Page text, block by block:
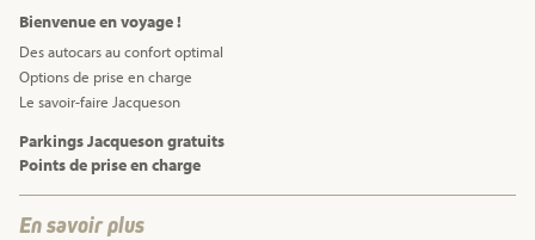
Bienvenue en voyage !
Des autocars au confort optimal
Options de prise en charge
Le savoir-faire Jacqueson
Parkings Jacqueson gratuits
Points de prise en charge
En savoir plus